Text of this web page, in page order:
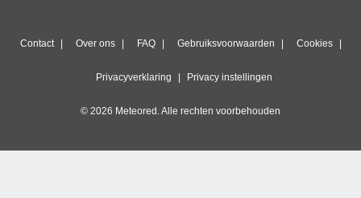
Contact Over ons FAQ Gebruiksvoorwaarden Cookies
Privacyverklaring Privacy instellingen
© 2026 Meteored. Alle rechten voorbehouden